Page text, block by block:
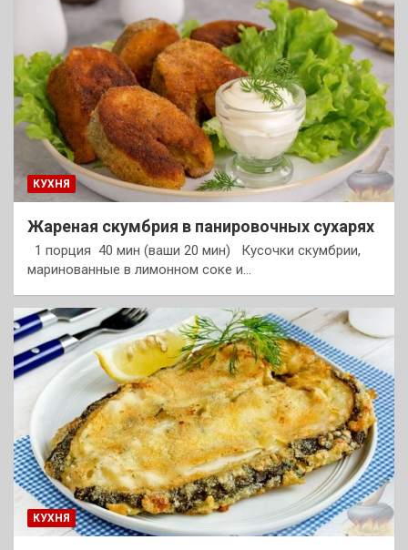
КУХНЯ
Жареная скумбрия в панировочных сухарях
1 порция 40 мин (ваши 20 мин) Кусочки скумбрии,
маринованные в лимонном соке и…
КУХНЯ